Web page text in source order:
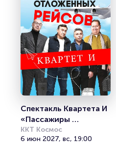
Спектакль Квартета И
«Пассажиры
отложенных рейсов»
ККТ Космос
6 июн 2027, вс, 19:00